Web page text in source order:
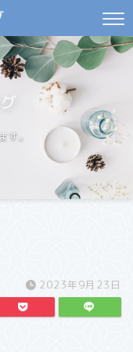
す。
2023年9月23日